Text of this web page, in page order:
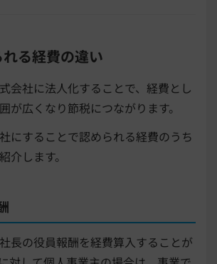
る経費の違い
会社に法人化することで、経費とし
が広くなり節税につながります。
にすることで認められる経費のうち
介します。
長の役員報酬を経費算入することが